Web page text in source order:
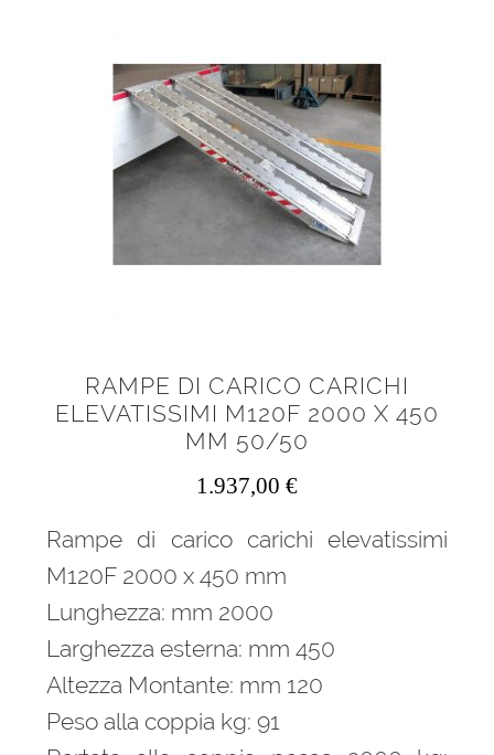
RAMPE DI CARICO CARICHI
ELEVATISSIMI M120F 2000 X 450
MM 50/50
1.937,00 €
Rampe di carico carichi elevatissimi
M120F 2000 x 450 mm
Lunghezza: mm 2000
Larghezza esterna: mm 450
Altezza Montante: mm 120
Peso alla coppia kg: 91